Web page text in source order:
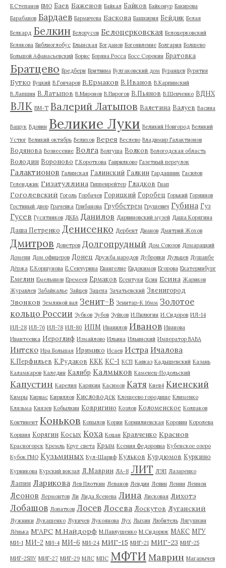
Б.Степанов БМО Баев Баженов Байкал Байков Байконур Бакирова
Барабанов Бардаев Бармичева Баскова Башкирия Бейдик Белая
Белкард Белкин Белорусов Белоцерковская Белоцерковский
Белякова Библиоглобус Блынская Богданов Богоявление Болгария Болшево
Большой Афанасьевский Борис Боряна Росса Босс Сорокин Братовка
Братцево Бредбери Бритвина Булгаковский дом Буранцев Бурятия
Бутко Буцкий В.Гончаров В.Ермаков В.Иванов В.Карпинский
В.Лапшин В.Латыпов В.Миронов В.Пирогов В.Пьянов В.Шевченко ВДНХ
ВЛК ВМ-Т Валерий Латыпов Валетина Валуев Васина
Ващук Вдовин Великие Луки Великий Новгород Великий
Устюг Великий октябрь Велихов Верея Веслево Владимир Галактионов
Водянова Вознесение Волга Волгуша Волков Вологодская область
Володин Вороново Г.Короткова Гаврилково Газетный переулок
Галактионов Галинская Галинский Галкин Гардашник Гасилов
Геленджик Гизатуллина Гиппенрейтер Гладков Гнап
Гоголевский Гоголь Горбачев Горицкий Горобец Горький Горяинов
Гостиный двор Грачевка Грибанова Груббстрем Грушевич Губина Гуз
Гусев Гусятников ДКБА Данилов Дарвиновский музей Даша Корягина
Даша Петренко Денисенко Дербент Дианов Дмитрий Жохов
Дмитров Доветров Долгопрудный Дом Союзов Домарацкий
Домени Дом офицеров Донец Дружба народов Дубровки Дульцев Душанбе
Дёржа Е.Коршунова Е.Сенчурина Евангелие Евдокимов Егорова Екатеринбург
Емелин Емельянов Еремеев Ермаков Есентуки Есин Есина Жариков
Журавлев Забайкалье Зайцев Зацепа Зачатьевский Звенигород
Звонков Земляной вал Зенит-В Зенитар-К 16мм Золотое
кольцо России Зубков Зубов Зуйков И.Пилюгин И.Сидоров ИЛ-14
ИЛ-28 ИЛ-76 ИЛ-78 ИЛ-80 ИПМ Иванилов Иванов Иванова
Ивантеевка Иероглиф Измайлово Ильина Ильинский Император ВАВА
Интеко Ира Большая Иримико Исаев Истра Ичалова
К.Перфильев К.Рудаков ККК КС-1 КСП Кавказ Кадышевский Казань
Каламкаров Каледин Калибр Калмыков Каменец-Подольский
Капустин Карелия Карякин Касимов Катя Киев4 Киенский
Кимры Кирвас Кириллов Кисловодск Клещеево городище Клименко
Клязьма Князев Кобылкин Ковригино Козлов Коломенское Колпаков
Континент Коньков Копылов Корин Корнилиевская Коровин Королева
Коршия Корягин Косых Коха Коцан Кравченко Краснов
Красногорск Кремль Круг света Крым Ксения Федоровна Кубенское озеро
Кубок ГМО Кузьминых Кул-Шариф Кульков Курдюмов Куркино
Курникова Курский вокзал Л.Маврин ЛА-8 ЛИТ ЛЭП Лазаренко
Лапин Ларикова Лев Плоткин Леванов Левдин Левин Ленин Леннон
Леонов Лермонтов Ли Лида Ясенева Лина Лисковая Лихотэ
Лобашов Лопатков Лосев Лосева Лоскутов Луганский
Лужники Лукашенко Лукичев Лукоянова Лух Лыхин Любитель Лягушкин
Лёнька М'АРС М.Найдорф М.Павлушенко М.Сидорюк МАКС МГУ
МИ-1 МИ-2 МИ-4 МИ-6 МИ-24 МИГ-15 МИГ-21 МИГ-23 МИГ-25
МИГ-25ПУ МИГ-27 МИГ-29 МЛС МПС МФТИ Маврин Магарычев